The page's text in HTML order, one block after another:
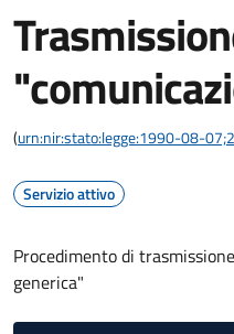
(urn:nir:stato:legge:1990-08-
Servizio attivo
Procedimento di
generica"